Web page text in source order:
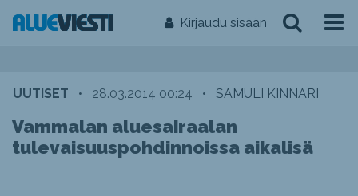
Kirjaudu sisään
UUTISET • 28.03.2014 00:24 • SAMULI KINNARI
Vammalan aluesairaalan
tulevaisuuspohdinnoissa aikalisä